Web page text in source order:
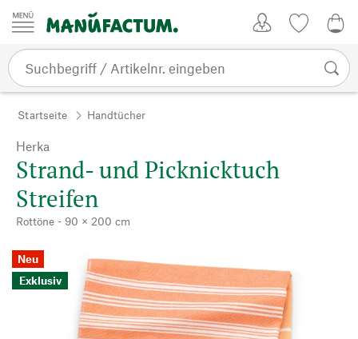
Zum Inhalt springen
Startseite Handtücher
Herka
Strand- und Picknicktuch
Streifen
Rottöne - 90 × 200 cm
Neu
Exklusiv